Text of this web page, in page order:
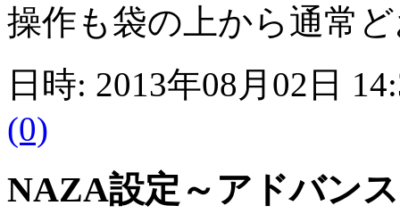
操作も袋の上から通常
日時: 2013年08月02日
(0)
NAZA設定～アドバン